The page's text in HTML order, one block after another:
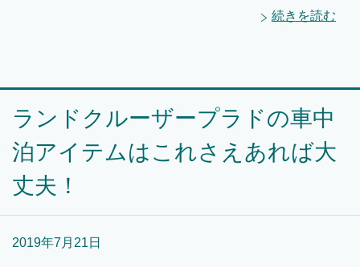
続きを読む
ランドクルーザープラドの車中
泊アイテムはこれさえあれば大
丈夫！
2019年7月21日